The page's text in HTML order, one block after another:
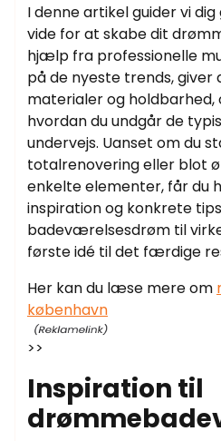
I denne artikel guider vi
vide for at skabe dit
hjælp fra professionelle
på de nyeste trends, giver
materialer og holdbarhed,
hvordan du undgår de
undervejs. Uanset om du
totalrenovering eller blot
enkelte elementer, får du
inspiration og konkrete
badeværelsesdrøm til
første idé til det færdige
Her kan du læse mere om
københavn
>>
Inspiration til